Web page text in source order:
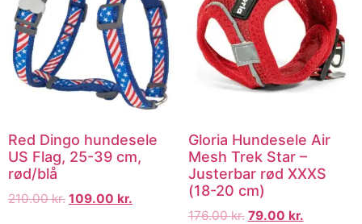
Red Dingo hundesele
US Flag, 25-39 cm,
rød/blå
210.00kr. 109.00 kr.
Gloria Hundesele Air
Mesh Trek Star –
Justerbar rød XXXS
(18-20 cm)
176.00kr. 79.00 kr.